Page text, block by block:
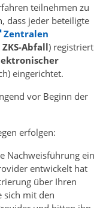
teilnehmen zu
dass jeder beteiligte
Zentralen
ZKS-Abfall) registriert
eingerichtet.
vor Beginn der
erfolgen:
Nachweisführung ein
entwickelt hat
über Ihren
sich mit den